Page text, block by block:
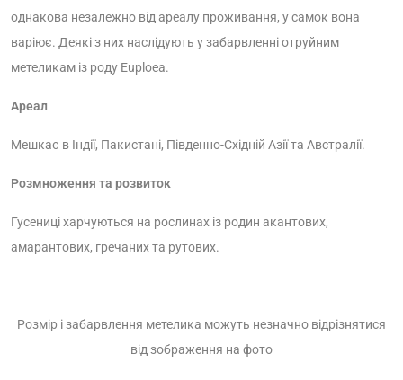
однакова незалежно від ареалу проживання, у самок вона
варіює. Деякі з них наслідують у забарвленні отруйним
метеликам із роду Euploea.
Ареал
Мешкає в Індії, Пакистані, Південно-Східній Азії та Австралії.
Розмноження та розвиток
Гусениці харчуються на рослинах із родин акантових,
амарантових, гречаних та рутових.
Розмір і забарвлення метелика можуть незначно відрізнятися
від зображення на фото